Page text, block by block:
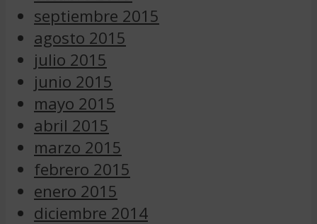
septiembre 2015
agosto 2015
julio 2015
junio 2015
mayo 2015
abril 2015
marzo 2015
febrero 2015
enero 2015
diciembre 2014